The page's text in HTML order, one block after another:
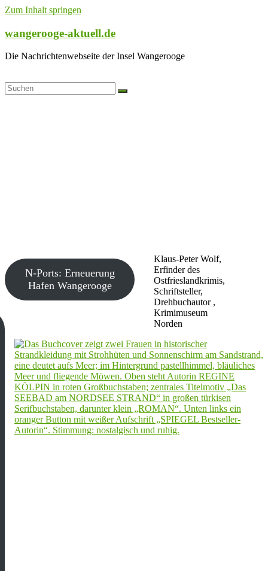
Zum Inhalt springen
wangerooge-aktuell.de
Die Nachrichtenwebseite der Insel Wangerooge
Klaus-Peter Wolf,
Erfinder des
Ostfrieslandkrimis,
Schriftsteller,
Drehbuchautor ,
Krimimuseum
Norden
N-Ports: Erneuerung
Hafen Wangerooge